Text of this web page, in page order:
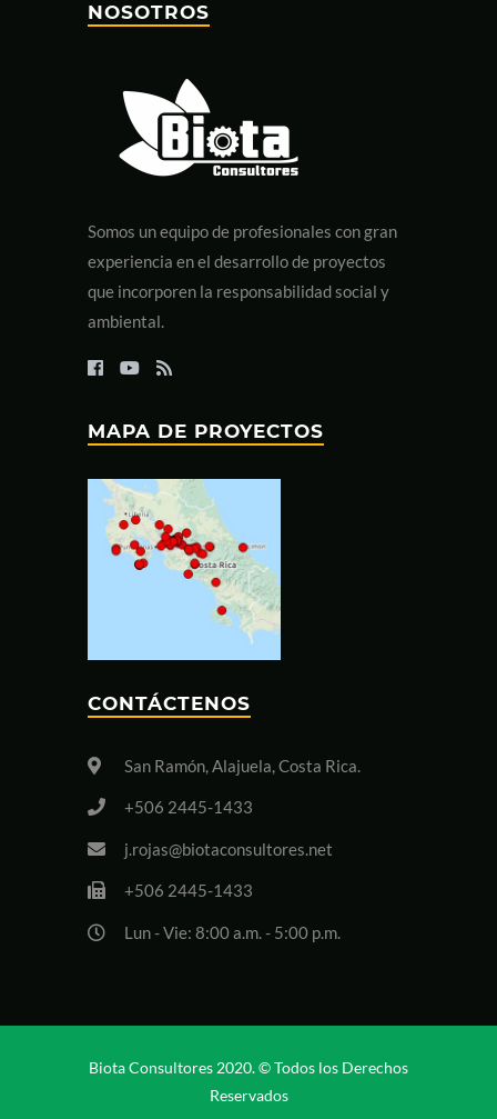
NOSOTROS
Somos un equipo de profesionales con gran
experiencia en el desarrollo de proyectos
que incorporen la responsabilidad social y
ambiental.
MAPA DE PROYECTOS
CONTÁCTENOS
San Ramón, Alajuela, Costa Rica.
+506 2445-1433
j.rojas@biotaconsultores.net
+506 2445-1433
Lun - Vie: 8:00 a.m. - 5:00 p.m.
Biota Consultores 2020. © Todos los Derechos
Reservados